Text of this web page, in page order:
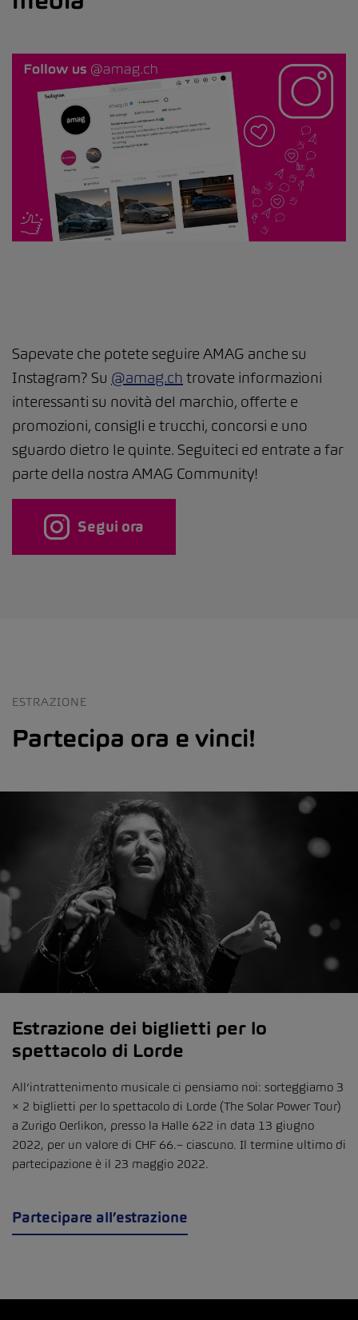
Sapevate che potete seguire AMAG anche su
Instagram? Su @amag.ch trovate informazioni
interessanti su novità del marchio, offerte e
promozioni, consigli e trucchi, concorsi e uno
sguardo dietro le quinte. Seguiteci ed entrate a far
parte della nostra AMAG Community!
Segui ora
ESTRAZIONE
Partecipa ora e vinci!
Estrazione dei biglietti per lo
spettacolo di Lorde
All’intrattenimento musicale ci pensiamo noi: sorteggiamo 3
× 2 biglietti per lo spettacolo di Lorde (The Solar Power Tour)
a Zurigo Oerlikon, presso la Halle 622 in data 13 giugno
2022, per un valore di CHF 66.– ciascuno. Il termine ultimo di
partecipazione è il 23 maggio 2022.
Partecipare all’estrazione